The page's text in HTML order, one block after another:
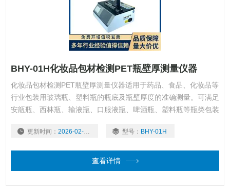
BHY-01H化妆品包材检测PET瓶壁厚测量仪器
化妆品包材检测PET瓶壁厚测量仪器适用于药品、食品、化妆品等
行业包装用玻璃瓶、塑料瓶的瓶底及瓶壁厚度的准确测量。可满足
安瓿瓶、西林瓶、输液瓶、口服液瓶、啤酒瓶、塑料瓶等瓶类包装
心、科研院校等单位检测产品壁厚底厚必要的仪器。
更新时间： 2026-02-03 型号： BHY-01H
查看详情